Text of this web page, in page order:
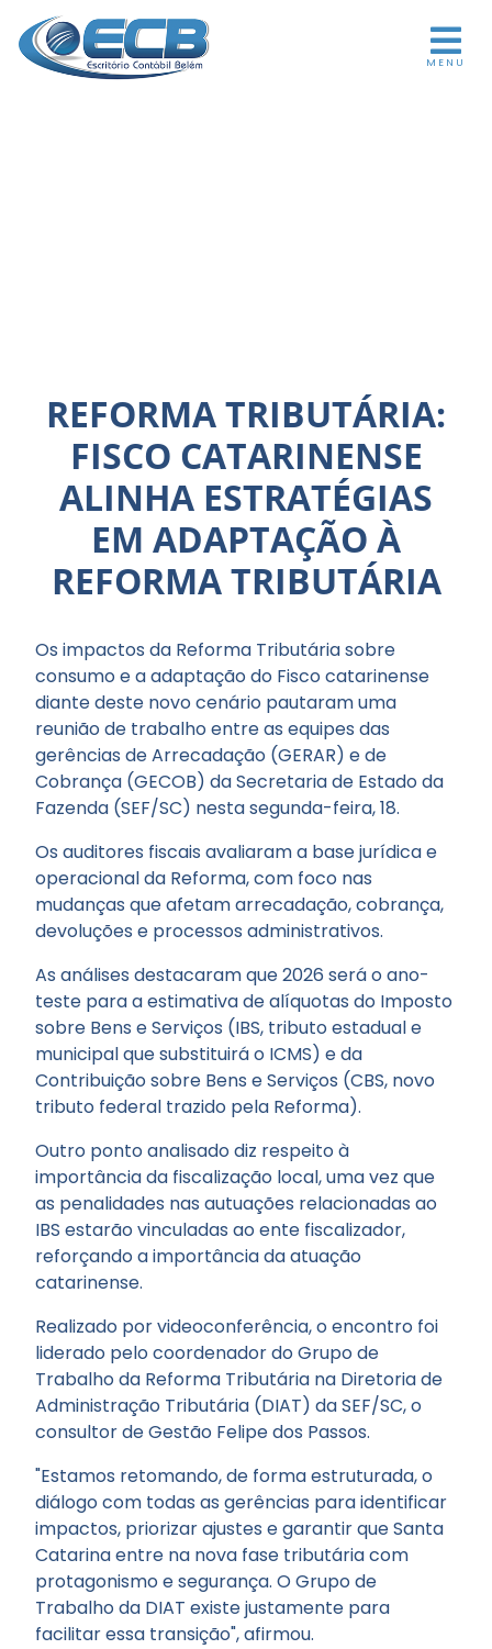
MENU
REFORMA TRIBUTÁRIA:
FISCO CATARINENSE
ALINHA ESTRATÉGIAS
EM ADAPTAÇÃO À
REFORMA TRIBUTÁRIA
Os impactos da Reforma Tributária sobre
consumo e a adaptação do Fisco catarinense
diante deste novo cenário pautaram uma
reunião de trabalho entre as equipes das
gerências de Arrecadação (GERAR) e de
Cobrança (GECOB) da Secretaria de Estado da
Fazenda (SEF/SC) nesta segunda-feira, 18.
Os auditores fiscais avaliaram a base jurídica e
operacional da Reforma, com foco nas
mudanças que afetam arrecadação, cobrança,
devoluções e processos administrativos.
As análises destacaram que 2026 será o ano-
teste para a estimativa de alíquotas do Imposto
sobre Bens e Serviços (IBS, tributo estadual e
municipal que substituirá o ICMS) e da
Contribuição sobre Bens e Serviços (CBS, novo
tributo federal trazido pela Reforma).
Outro ponto analisado diz respeito à
importância da fiscalização local, uma vez que
as penalidades nas autuações relacionadas ao
IBS estarão vinculadas ao ente fiscalizador,
reforçando a importância da atuação
catarinense.
Realizado por videoconferência, o encontro foi
liderado pelo coordenador do Grupo de
Trabalho da Reforma Tributária na Diretoria de
Administração Tributária (DIAT) da SEF/SC, o
consultor de Gestão Felipe dos Passos.
"Estamos retomando, de forma estruturada, o
diálogo com todas as gerências para identificar
impactos, priorizar ajustes e garantir que Santa
Catarina entre na nova fase tributária com
protagonismo e segurança. O Grupo de
Trabalho da DIAT existe justamente para
facilitar essa transição", afirmou.